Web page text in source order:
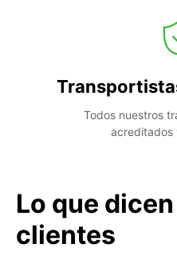
Todos nuestros
acreditados
Lo que
clientes